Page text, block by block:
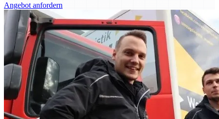
Angebot anfordern